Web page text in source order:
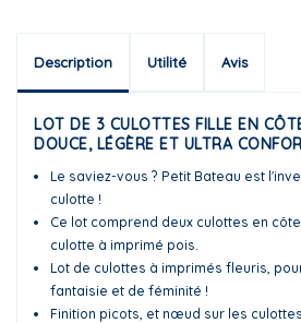
Description Utilité Avis
LOT DE 3 CULOTTES FILLE EN
DOUCE, LÉGÈRE ET ULTRA
Le saviez-vous ? Petit Bateau est
culotte !
Ce lot comprend deux culottes en côte
culotte à imprimé pois.
Lot de culottes à imprimés fleuris,
fantaisie et de féminité !
Finition picots, et nœud sur les culottes